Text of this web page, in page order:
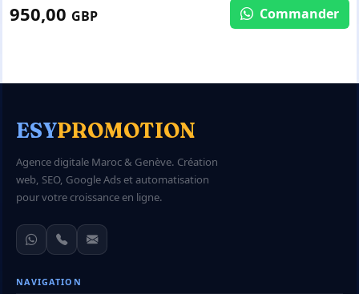
950,00 GBP Commander
ESYPROMOTION
Agence digitale Maroc & Genève. Création
web, SEO, Google Ads et automatisation
pour votre croissance en ligne.
NAVIGATION